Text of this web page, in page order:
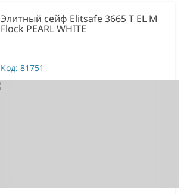
Элитный сейф Elitsafe 3665 T EL M
Flock PEARL WHITE
Код: 81751